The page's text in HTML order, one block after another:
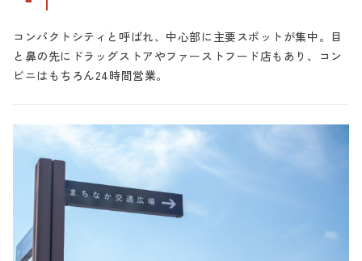
コンパクトシティと呼ばれ、中心部に主要スポットが集中。目
と鼻の先にドラッグストアやファーストフード店もあり、コン
ビニはもちろん24時間営業。